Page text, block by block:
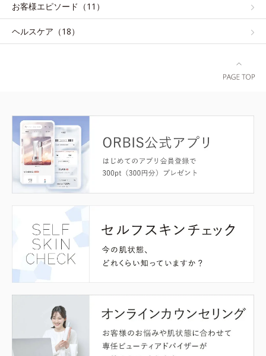
お客様エピソード（11）
ヘルスケア（18）